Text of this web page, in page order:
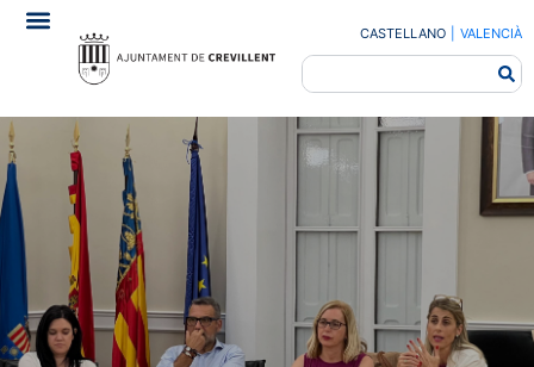
CASTELLANO VALENCIÀ